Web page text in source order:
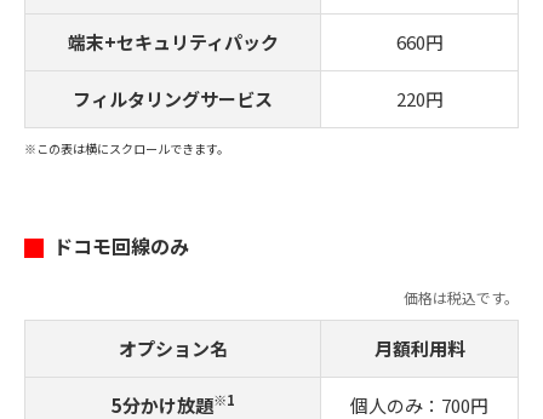
端末+セキュリティパック 660円
フィルタリングサービス 220円
※この表は横にスクロールできます。
ドコモ回線のみ
価格は税込です。
オプション名 月額利用料
5分かけ放題※1 個人のみ：700円